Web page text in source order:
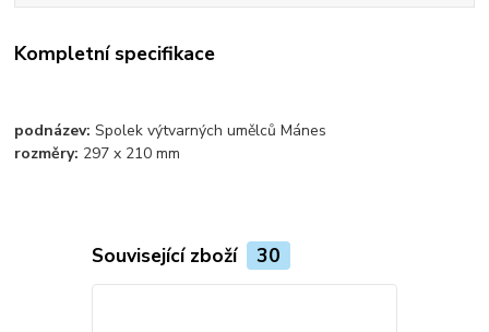
Kompletní specifikace
podnázev:Spolek výtvarných umělců Mánes
rozměry: 297 x 210 mm
Související zboží 30